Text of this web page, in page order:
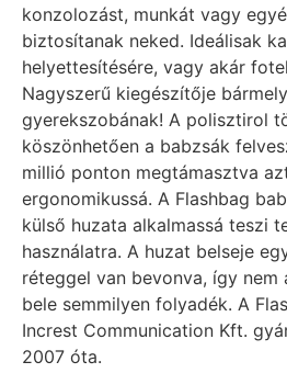
konzolozást, munkát vagy
biztosítanak neked. Ideálisak
helyettesítésére, vagy akár
Nagyszerű kiegészítője
gyerekszobának! A polisztirol
köszönhetően a babzsák
millió ponton megtámasztva
ergonomikussá. A Flashbag
külső huzata alkalmassá teszi
használatra. A huzat belseje
réteggel van bevonva, így nem
bele semmilyen folyadék. A
Increst Communication Kft.
2007 óta.